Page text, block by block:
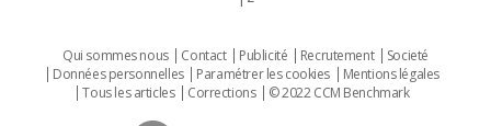
Qui sommes nous Contact Publicité Recrutement
Societé
Données personnelles
Paramétrer les cookies
Mentions légales
Tous les articles
Corrections © 2022 CCM Benchmark